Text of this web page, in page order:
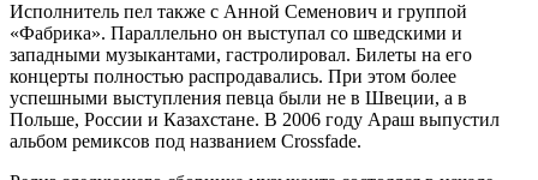
Исполнитель пел также с Анной Семенович и группой
«Фабрика». Параллельно он выступал со шведскими и
западными музыкантами, гастролировал. Билеты на его
концерты полностью распродавались. При этом более
успешными выступления певца были не в Швеции, а в
Польше, России и Казахстане. В 2006 году Араш выпустил
альбом ремиксов под названием Crossfade.